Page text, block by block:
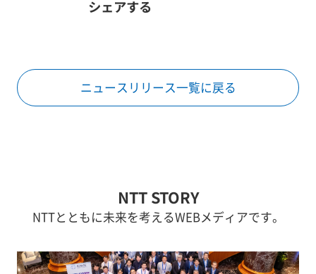
シェアする
ニュースリリース一覧に戻る
NTT STORY
NTTとともに未来を考えるWEBメディアです。